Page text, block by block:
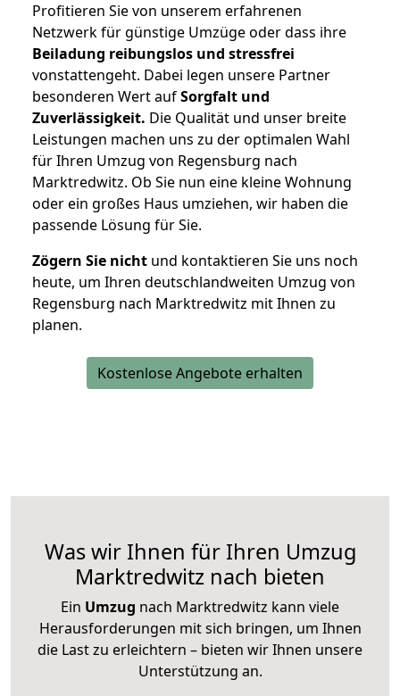
Profitieren Sie von unserem erfahrenen
Netzwerk für günstige Umzüge oder dass ihre
Beiladung reibungslos und stressfrei
vonstattengeht. Dabei legen unsere Partner
besonderen Wert aufSorgfalt und
Zuverlässigkeit. Die Qualität und unser breite
Leistungen machen uns zu der optimalen Wahl
für Ihren Umzug von Regensburg nach
Marktredwitz. Ob Sie nun eine kleine Wohnung
oder ein großes Haus umziehen, wir haben die
passende Lösung für Sie.
Zögern Sie nicht und kontaktieren Sie uns noch
heute, um Ihren deutschlandweiten Umzug von
Regensburg nach Marktredwitz mit Ihnen zu
planen.
Kostenlose Angebote erhalten
Was wir Ihnen für Ihren Umzug
Marktredwitz nach bieten
Ein Umzug nach Marktredwitz kann viele
Herausforderungen mit sich bringen, um Ihnen
die Last zu erleichtern – bieten wir Ihnen unsere
Unterstützung an.